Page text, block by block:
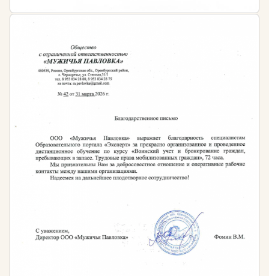
Периодичность обучения:
диплом о профессиональной переподготовке
установленного государством образца с
бессрочным сроком действия.
программы повышения квалификации,
периодичность которых устанавливается:
Профессиональными стандартами в сфере
нефтегазового дела
Работодателем — во внутренних локальных
актах предприятий и организаций